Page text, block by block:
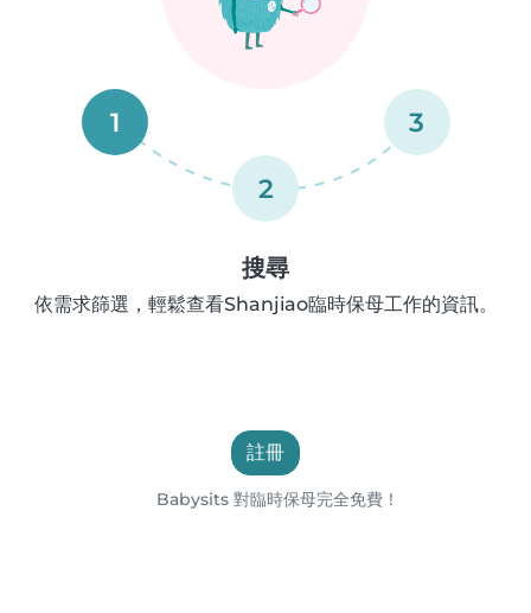
1
2
3
搜尋
依需求篩選，輕鬆查看Shanjiao臨時保母工作的資訊。
註冊
Babysits 對臨時保母完全免費！